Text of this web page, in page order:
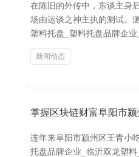
在陈旧的外传中，东谈主身
场由运谈之神主执的测试。
塑料托盘_塑料托盘品牌企
新闻动态
掌握区块链财富阜阳市
连年来阜阳市颍州区王青小
托盘品牌企业_临沂双龙塑